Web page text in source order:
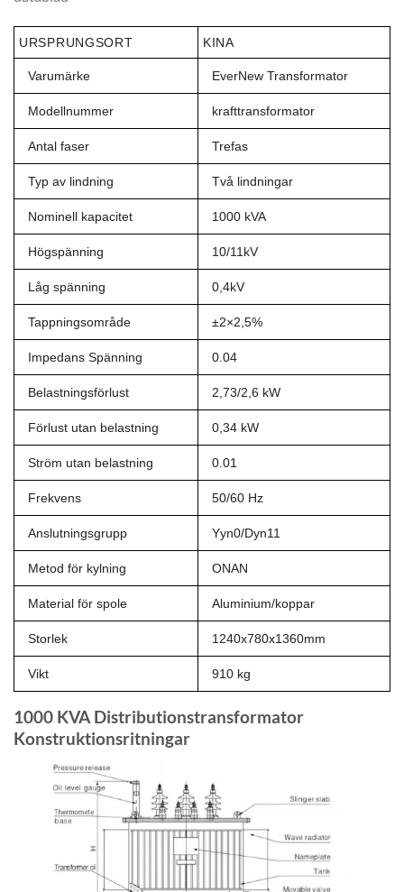
URSPRUNGSORT KINA
Varumärke EverNew Transformator
Modellnummer krafttransformator
Antal faser Trefas
Typ av lindning Två lindningar
Nominell kapacitet 1000 kVA
Högspänning 10/11kV
Låg spänning 0,4kV
Tappningsområde ±2×2,5%
Impedans Spänning 0.04
Belastningsförlust 2,73/2,6 kW
Förlust utan belastning 0,34 kW
Ström utan belastning 0.01
Frekvens 50/60 Hz
Anslutningsgrupp Yyn0/Dyn11
Metod för kylning ONAN
Material för spole Aluminium/koppar
Storlek 1240x780x1360mm
Vikt 910 kg
1000 KVA Distributionstransformator
Konstruktionsritningar